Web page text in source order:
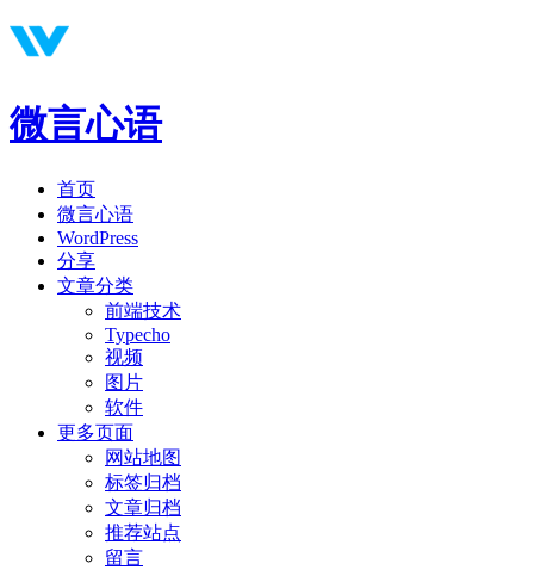
微言心语
首页
微言心语
WordPress
分享
文章分类
前端技术
Typecho
视频
图片
软件
更多页面
网站地图
标签归档
文章归档
推荐站点
留言